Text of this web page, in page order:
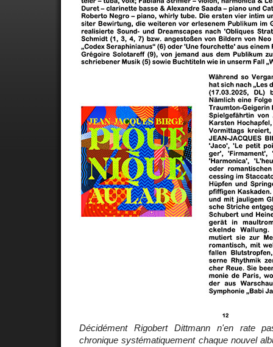
Décidément Rigobert Dittmann n'en rate
chronique systématiquement chaque nouvel